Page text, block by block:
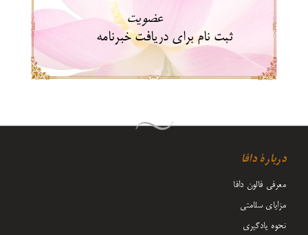
عضویت
ثبت نام برای دریافت خبرنامه
دربارۀ دافا
معرفی فالون دافا
مزایای سلامتی
نحوه یادگیری